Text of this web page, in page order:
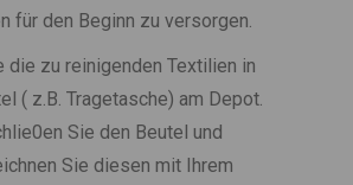
für den Beginn zu versorgen.
die zu reinigenden Textilien in
( z.B. Tragetasche) am Depot.
Sie den Beutel und
Sie diesen mit Ihrem